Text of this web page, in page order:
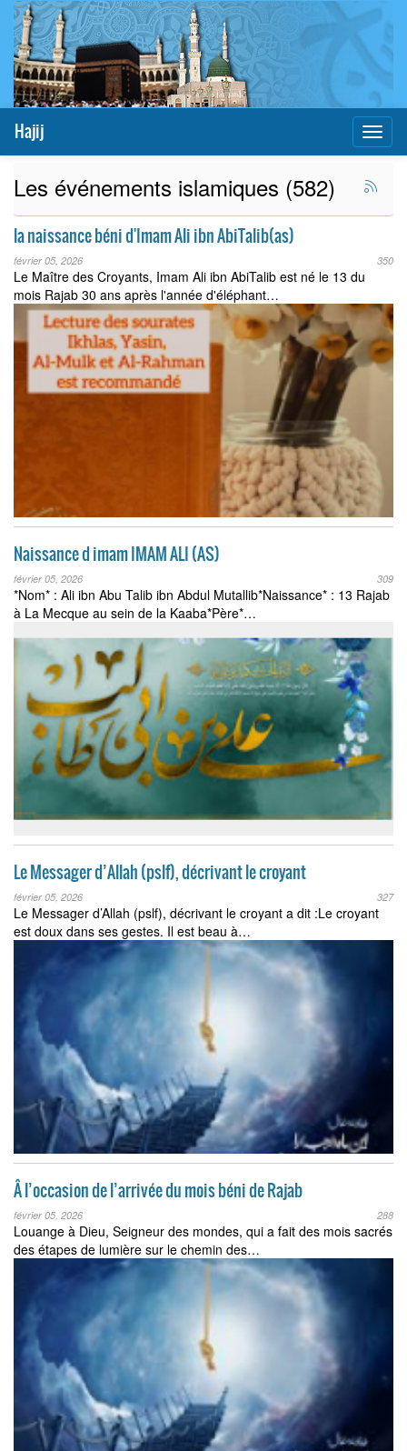
Hajij
Les événements islamiques (582)
la naissance béni d'Imam Ali ibn AbiTalib(as)
février 05, 2026 350
Le Maître des Croyants, Imam Ali ibn AbiTalib est né le 13 du
mois Rajab 30 ans après l'année d'éléphant…
Naissance d imam IMAM ALI (AS)
février 05, 2026 309
*Nom* : Ali ibn Abu Talib ibn Abdul Mutallib*Naissance* : 13 Rajab
à La Mecque au sein de la Kaaba*Père*…
Le Messager d’Allah (pslf), décrivant le croyant
février 05, 2026 327
Le Messager d’Allah (pslf), décrivant le croyant a dit :Le croyant
est doux dans ses gestes. Il est beau à…
Â l’occasion de l’arrivée du mois béni de Rajab
février 05, 2026 288
Louange à Dieu, Seigneur des mondes, qui a fait des mois sacrés
des étapes de lumière sur le chemin des…